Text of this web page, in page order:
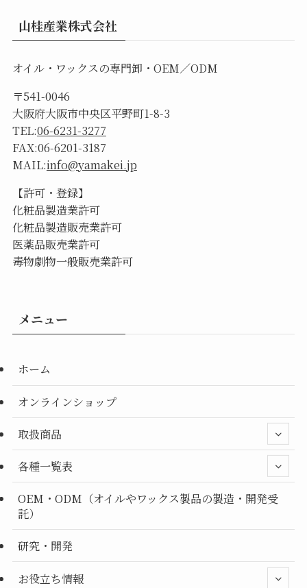
山桂産業株式会社
オイル・ワックスの専門卸・OEM／ODM
〒541-0046
大阪府大阪市中央区平野町1-8-3
TEL:06-6231-3277
FAX:06-6201-3187
MAIL:info@yamakei.jp
【許可・登録】
化粧品製造業許可
化粧品製造販売業許可
医薬品販売業許可
毒物劇物一般販売業許可
メニュー
ホーム
オンラインショップ
取扱商品
各種一覧表
OEM・ODM（オイルやワックス製品の製造・開発受
託）
研究・開発
お役立ち情報